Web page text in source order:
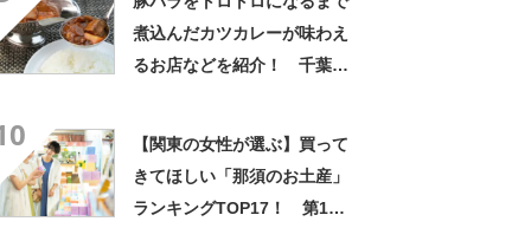
煮込んだカツカレーが味わえ
るお店などを紹介！ 千葉県
【関東の女性が選ぶ】買って
きてほしい「那須のお土産」
ランキングTOP17！ 第1位